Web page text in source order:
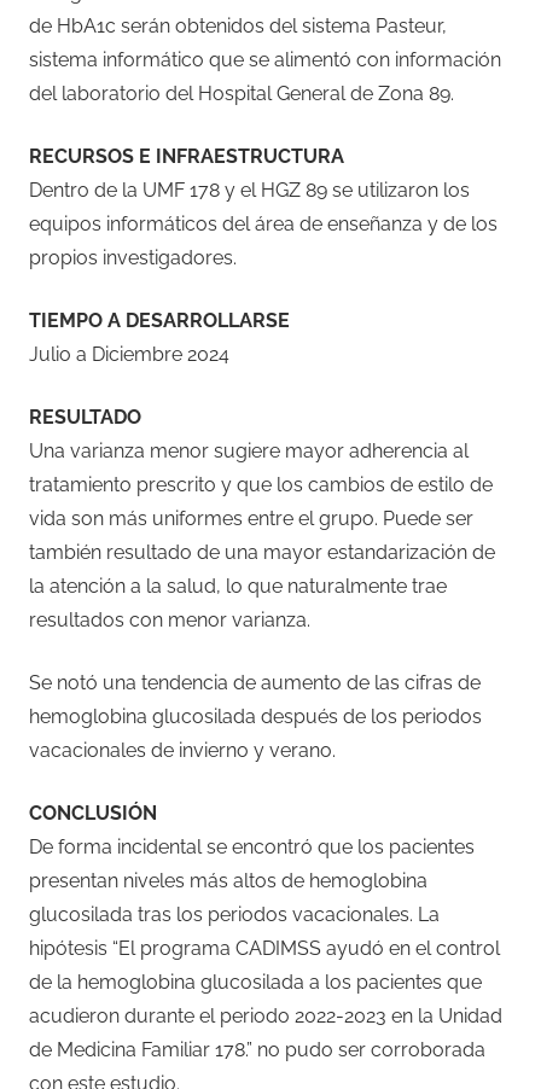
de HbA1c serán obtenidos del sistema Pasteur,
sistema informático que se alimentó con información
del laboratorio del Hospital General de Zona 89.
RECURSOS E INFRAESTRUCTURA
Dentro de la UMF 178 y el HGZ 89 se utilizaron los
equipos informáticos del área de enseñanza y de los
propios investigadores.
TIEMPO A DESARROLLARSE
Julio a Diciembre 2024
RESULTADO
Una varianza menor sugiere mayor adherencia al
tratamiento prescrito y que los cambios de estilo de
vida son más uniformes entre el grupo. Puede ser
también resultado de una mayor estandarización de
la atención a la salud, lo que naturalmente trae
resultados con menor varianza.
Se notó una tendencia de aumento de las cifras de
hemoglobina glucosilada después de los periodos
vacacionales de invierno y verano.
CONCLUSIÓN
De forma incidental se encontró que los pacientes
presentan niveles más altos de hemoglobina
glucosilada tras los periodos vacacionales. La
hipótesis “El programa CADIMSS ayudó en el control
de la hemoglobina glucosilada a los pacientes que
acudieron durante el periodo 2022-2023 en la Unidad
de Medicina Familiar 178.” no pudo ser corroborada
con este estudio.